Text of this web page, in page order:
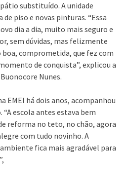
substituído. A unidade
piso e novas pinturas. “Essa
dia a dia, muito mais seguro e
sem dúvidas, mas felizmente
comprometida, que fez com
de conquista”, explicou a
Nunes.
EMEI há dois anos, acompanhou
escola antes estava bem
reforma no teto, no chão, agora
com tudo novinho. A
fica mais agradável para